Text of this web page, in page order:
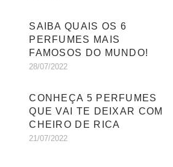
SAIBA QUAIS OS 6
PERFUMES MAIS
FAMOSOS DO MUNDO!
28/07/2022
CONHEÇA 5 PERFUMES
QUE VAI TE DEIXAR COM
CHEIRO DE RICA
21/07/2022